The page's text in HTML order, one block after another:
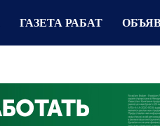
ГАЗЕТА РАБАТ